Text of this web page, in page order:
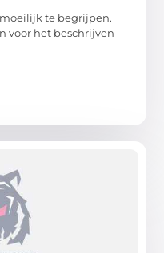
te begrijpen.
voor het beschrijven